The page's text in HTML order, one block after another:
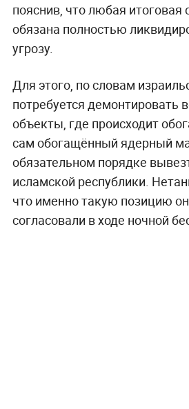
пояснив, что любая итоговая
обязана полностью
угрозу.
Для этого, по словам
потребуется демонтировать
объекты, где происходит
сам обогащённый ядерный
обязательном порядке
исламской республики.
что именно такую позицию
согласовали в ходе ночной